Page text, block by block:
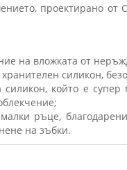
проектирано от
на вложката от
силикон,
силикон, който е
ръце,
на зъбки.